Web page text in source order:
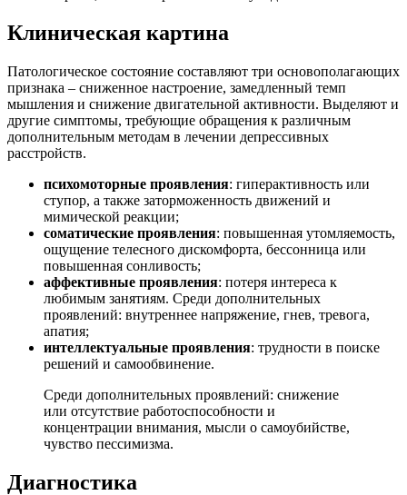
Клиническая картина
Патологическое состояние составляют три основополагающих
признака – сниженное настроение, замедленный темп
мышления и снижение двигательной активности. Выделяют и
другие симптомы, требующие обращения к различным
дополнительным методам в лечении депрессивных
расстройств.
психомоторные проявления: гиперактивность или
ступор, а также заторможенность движений и
мимической реакции;
соматические проявления: повышенная утомляемость,
ощущение телесного дискомфорта, бессонница или
повышенная сонливость;
аффективные проявления: потеря интереса к
любимым занятиям. Среди дополнительных
проявлений: внутреннее напряжение, гнев, тревога,
апатия;
интеллектуальные проявления: трудности в поиске
решений и самообвинение.
Среди дополнительных проявлений: снижение
или отсутствие работоспособности и
концентрации внимания, мысли о самоубийстве,
чувство пессимизма.
Диагностика